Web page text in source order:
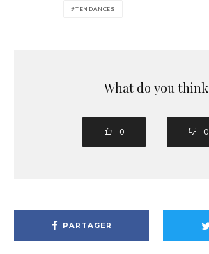
TENDANCES
What do you think
0 0
PARTAGER